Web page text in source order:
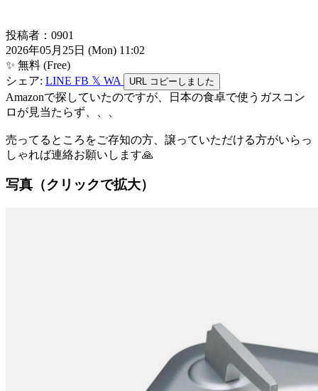
投稿者：0901
2026年05月25日 (Mon) 11:02
✨ 無料 (Free)
シェア: LINE FB 𝕏 WA URL コピーしました
Amazonで探していたのですが、日本の食卓で使うガスコン
ロが見当たらず、、、
売ってるところをご存知の方、譲っていただける方がいらっ
しゃれば連絡お願いします🙏
写真（クリックで拡大）